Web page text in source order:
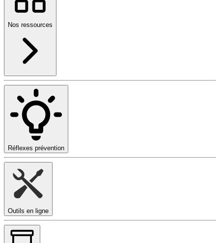
Nos ressources
Réflexes prévention
Outils en ligne